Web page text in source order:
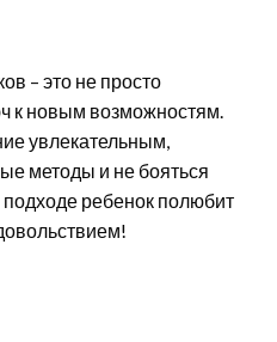
– это не просто
к новым возможностям.
увлекательным,
методы и не бояться
ребенок полюбит